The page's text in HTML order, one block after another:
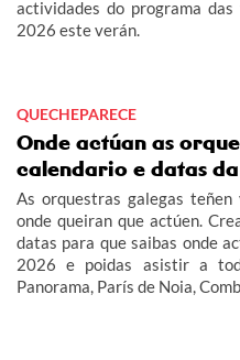
actividades do programa
2026 este verán.
QUECHEPARECE
Onde actúan as
calendario e datas
As orquestras galegas teñen
onde queiran que actúen.
datas para que saibas onde
2026 e poidas asistir a
Panorama, París de Noia,